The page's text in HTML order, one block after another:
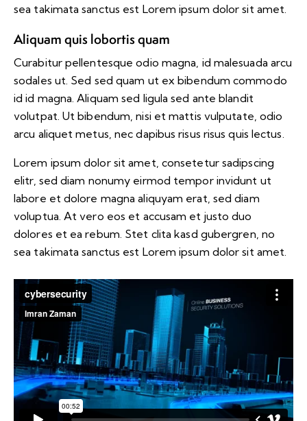
sea takimata sanctus est Lorem ipsum dolor sit amet.
Aliquam quis lobortis quam
Curabitur pellentesque odio magna, id malesuada arcu
sodales ut. Sed sed quam ut ex bibendum commodo
id id magna. Aliquam sed ligula sed ante blandit
volutpat. Ut bibendum, nisi et mattis vulputate, odio
arcu aliquet metus, nec dapibus risus risus quis lectus.
Lorem ipsum dolor sit amet, consetetur sadipscing
elitr, sed diam nonumy eirmod tempor invidunt ut
labore et dolore magna aliquyam erat, sed diam
voluptua. At vero eos et accusam et justo duo
dolores et ea rebum. Stet clita kasd gubergren, no
sea takimata sanctus est Lorem ipsum dolor sit amet.